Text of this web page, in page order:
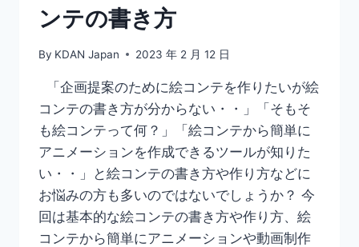
わ
れ
解
ンテの書き方
By KDAN Japan 2023 年 2 月 12 日
「企画提案のために絵コンテを作りたいが絵
コンテの書き方が分からない・・」「そもそ
も絵コンテって何？」「絵コンテから簡単に
アニメーションを作成できるツールが知りた
い・・」と絵コンテの書き方や作り方などに
お悩みの方も多いのではないでしょうか？ 今
回は基本的な絵コンテの書き方や作り方、絵
コンテから簡単にアニメーションや動画制作